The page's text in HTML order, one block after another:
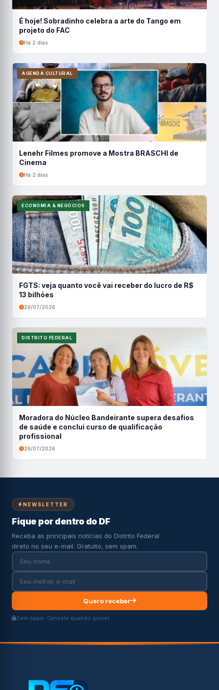
É hoje! Sobradinho celebra a arte do Tango em
projeto do FAC
Há 2 dias
AGENDA CULTURAL
Lenehr Filmes promove a Mostra BRASCHI de
Cinema
Há 2 dias
ECONOMIA & NEGÓCIOS
FGTS: veja quanto você vai receber do lucro de R$
13 bilhões
29/07/2026
DISTRITO FEDERAL
Moradora do Núcleo Bandeirante supera desafios
de saúde e conclui curso de qualificação
profissional
29/07/2026
NEWSLETTER
Fique por dentro do DF
Receba as principais notícias do Distrito Federal
direto no seu e-mail. Gratuito, sem spam.
Quero receber
Sem spam. Cancele quando quiser.